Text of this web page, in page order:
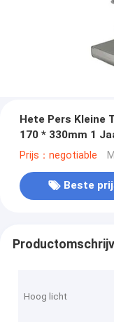
Hete Pers Kleine
170 * 330mm 1
Prijs：negotiable
Beste
Hoog licht